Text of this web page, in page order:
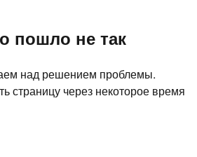
пошло не так
над решением проблемы.
страницу через некоторое время